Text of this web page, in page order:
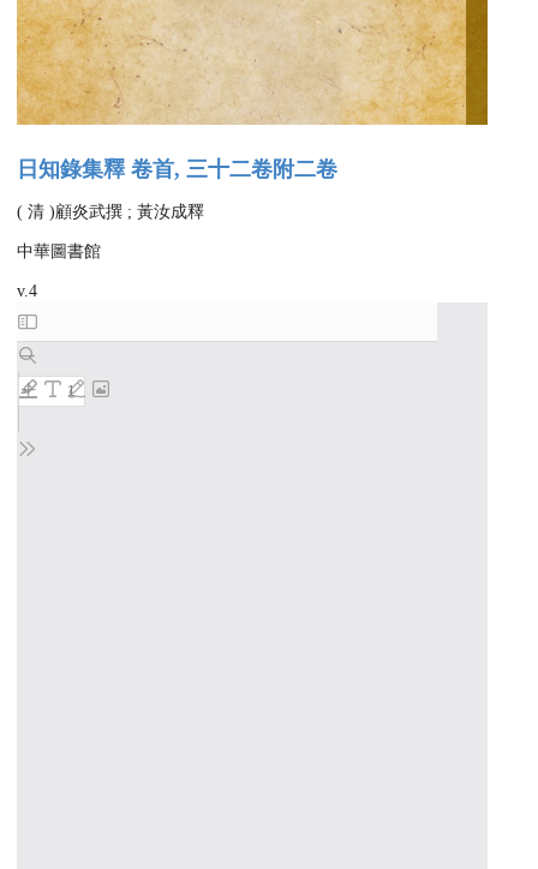
日知錄集釋 卷首, 三十二卷附二卷
( 清 )顧炎武撰 ; 黃汝成釋
中華圖書館
v.4